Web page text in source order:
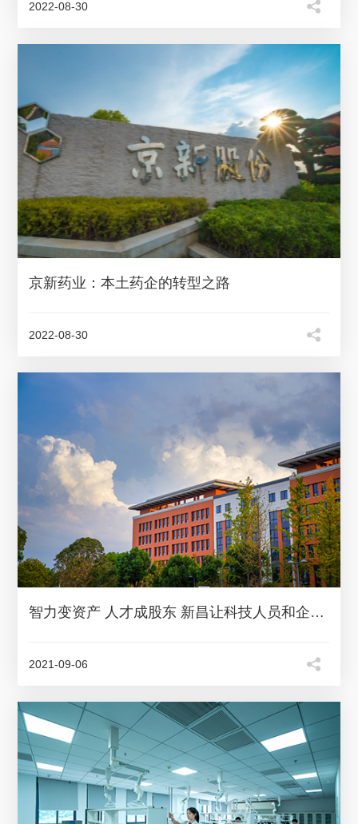
2022-08-30
京新药业：本土药企的转型之路
2022-08-30
智力变资产 人才成股东 新昌让科技人员和企业共同成长
2021-09-06